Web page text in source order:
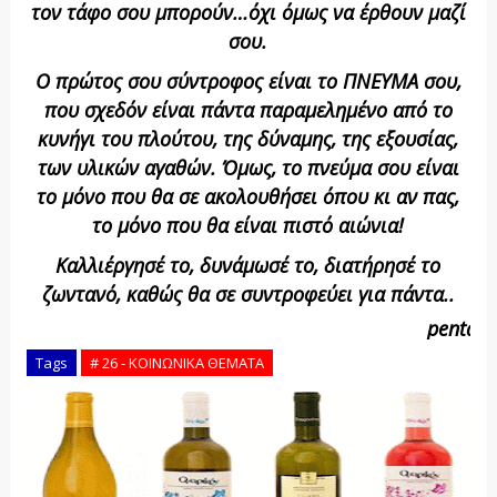
τον τάφο σου μπορούν…όχι όμως να έρθουν μαζί
σου.
Ο πρώτοςσου σύντροφος είναι το ΠΝΕΥΜΑ σου,
που σχεδόν είναι πάντα παραμελημένο από το
κυνήγι του πλούτου, της δύναμης, της εξουσίας,
των υλικών αγαθών. Όμως, το πνεύμα σου είναι
το μόνο που θα σε ακολουθήσει όπου κι αν πας,
το μόνο που θα είναι πιστό αιώνια!
Καλλιέργησέ το, δυνάμωσέ το, διατήρησέ το
ζωντανό, καθώς θα σε συντροφεύει για πάντα..
Tags # 26 - ΚΟΙΝΩΝΙΚΑ ΘΕΜΑΤΑ